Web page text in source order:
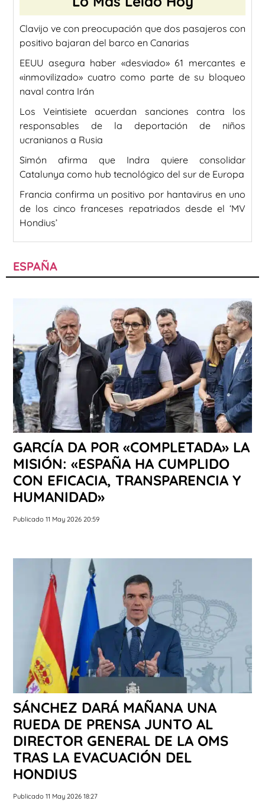
Clavijo ve con preocupación que dos pasajeros con
positivo bajaran del barco en Canarias
EEUU asegura haber «desviado» 61 mercantes e
«inmovilizado» cuatro como parte de su bloqueo
naval contra Irán
Los Veintisiete acuerdan sanciones contra los
responsables de la deportación de niños
ucranianos a Rusia
Simón afirma que Indra quiere consolidar
Catalunya como hub tecnológico del sur de Europa
Francia confirma un positivo por hantavirus en uno
de los cinco franceses repatriados desde el ‘MV
Hondius’
ESPAÑA
GARCÍA DA POR «COMPLETADA» LA
MISIÓN: «ESPAÑA HA CUMPLIDO
CON EFICACIA, TRANSPARENCIA Y
HUMANIDAD»
Publicado 11 May 2026 20:59
SÁNCHEZ DARÁ MAÑANA UNA
RUEDA DE PRENSA JUNTO AL
DIRECTOR GENERAL DE LA OMS
TRAS LA EVACUACIÓN DEL
HONDIUS
Publicado 11 May 2026 18:27